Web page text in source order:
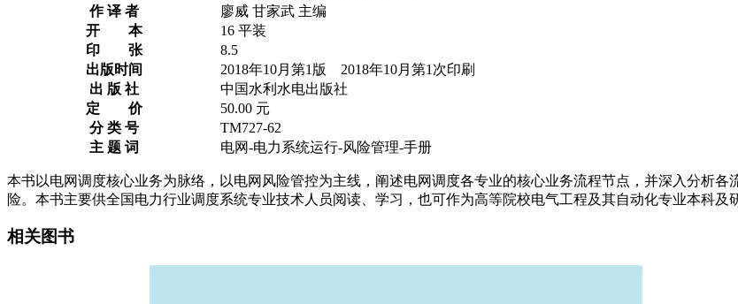
作 译 者
廖威 甘家武 主编
开 本
16 平装
印 张
8.5
出版时间
2018年10月第1版 2018年10月第1次印刷
出 版 社
中国水利水电出版社
定 价
50.00 元
分 类 号
TM727-62
主 题 词
电网-电力系统运行-风险管理-手册
本书以电网调度核心业务为脉络，以电网风险管控为主线，阐述电网调度各专业的核心业务流程节点，并深入分析
险。本书主要供全国电力行业调度系统专业技术人员阅读、学习，也可作为高等院校电气工程及其自动化专业本科及
相关图书